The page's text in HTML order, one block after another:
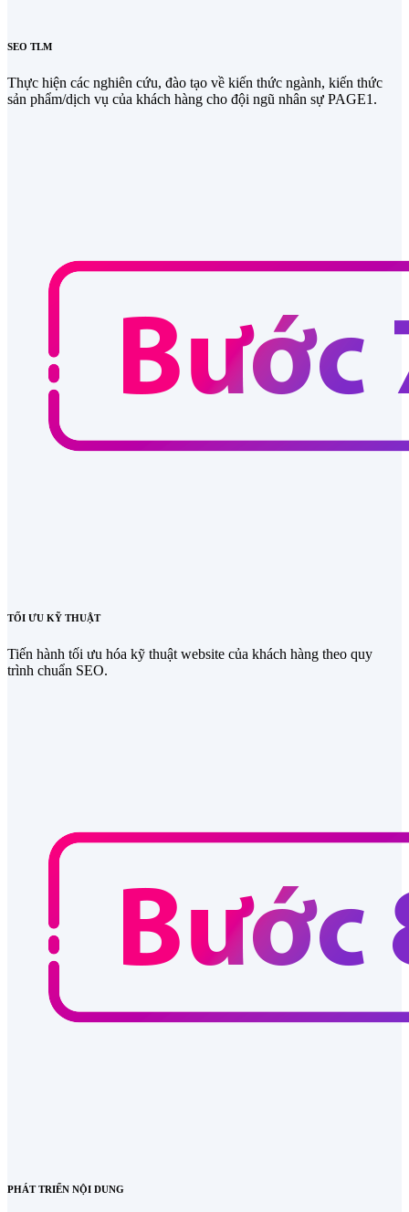
SEO TLM
Thực hiện các nghiên cứu, đào tạo về kiến thức ngành, kiến thức
sản phẩm/dịch vụ của khách hàng cho đội ngũ nhân sự PAGE1.
TỐI ƯU KỸ THUẬT
Tiến hành tối ưu hóa kỹ thuật website của khách hàng theo quy
trình chuẩn SEO.
PHÁT TRIỂN NỘI DUNG